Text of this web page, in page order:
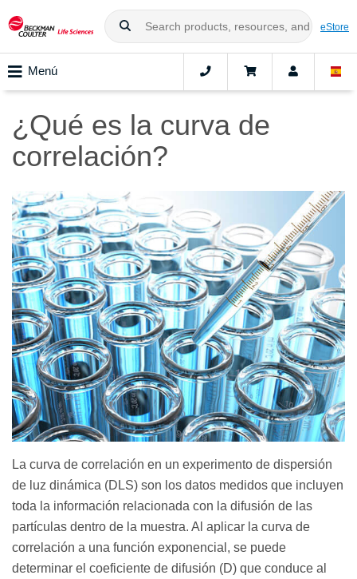
eStore
Menú
¿Qué es la curva de
correlación?
La curva de correlación en un experimento de dispersión
de luz dinámica (DLS) son los datos medidos que incluyen
toda la información relacionada con la difusión de las
partículas dentro de la muestra. Al aplicar la curva de
correlación a una función exponencial, se puede
determinar el coeficiente de difusión (D) que conduce al